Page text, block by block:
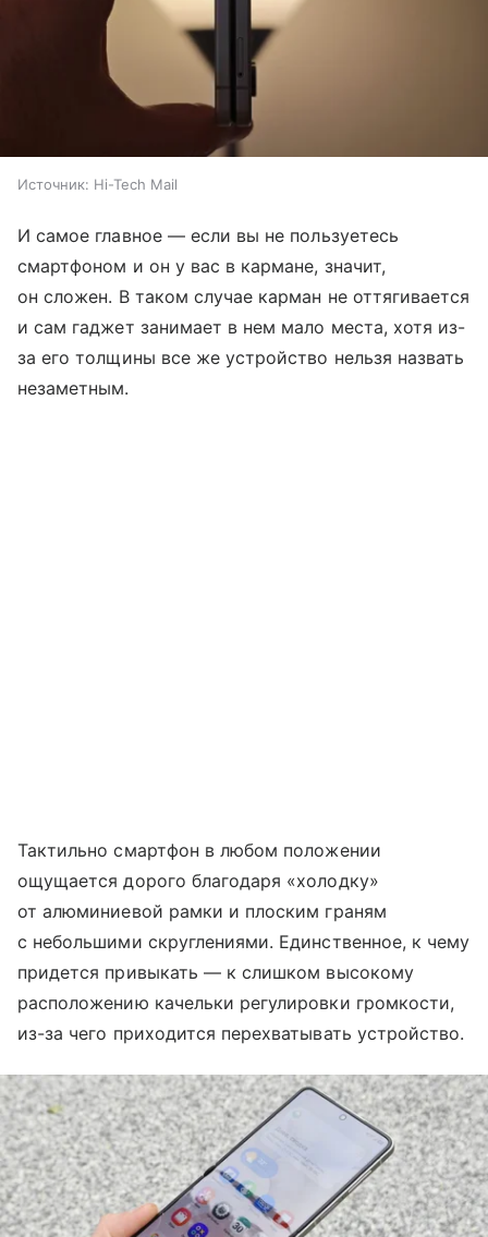
Источник: Hi-Tech Mail
И самое главное — если вы не пользуетесь
смартфоном и он у вас в кармане, значит,
он сложен. В таком случае карман не оттягивается
и сам гаджет занимает в нем мало места, хотя из-
за его толщины все же устройство нельзя назвать
незаметным.
Тактильно смартфон в любом положении
ощущается дорого благодаря «холодку»
от алюминиевой рамки и плоским граням
с небольшими скруглениями. Единственное, к чему
придется привыкать — к слишком высокому
расположению качельки регулировки громкости,
из-за чего приходится перехватывать устройство.